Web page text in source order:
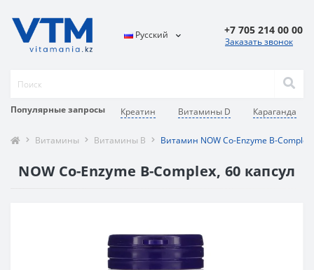
Популярные запросы Креатин Витамины D Караганда
Русский +7 705 214 00 00
Заказать звонок
Витамины Витамины В Витамин NOW Co-Enzyme B-Complex
NOW Co-Enzyme B-Complex, 60 капсул